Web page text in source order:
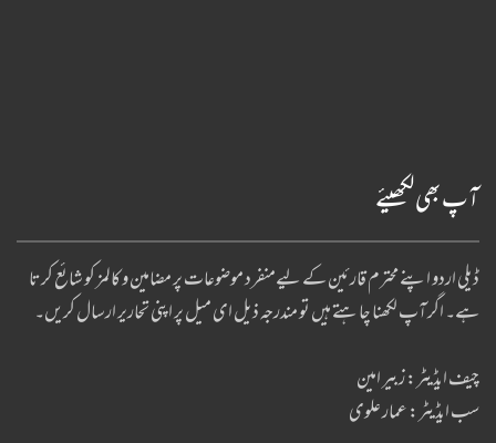
آپ بھی لکھیئے
ڈیلی اردو اپنے محترم قارئین کے لیےمنفرد موضوعات پر مضامین و کالمز کو شائع کرتا
ہے۔ اگر آپ لکھنا چا ہتے ہیں تو مندرجہ ذیل ای میل پر اپنی تحاریر ارسال کریں۔
چیف ایڈیٹر: زبیر امین
سب ایڈیٹر: عمار علوی